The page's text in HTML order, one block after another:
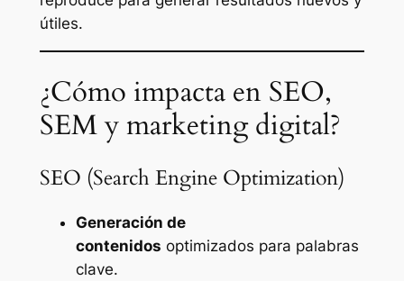
útiles.
¿Cómo impacta en SEO,
SEM y marketing digital?
SEO (Search Engine Optimization)
Generación de
contenidos optimizados para palabras
clave.